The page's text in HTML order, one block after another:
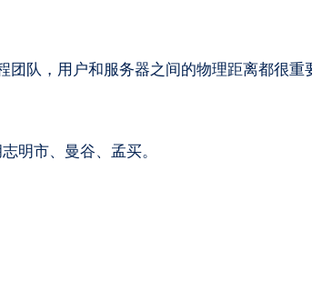
队，用户和服务器之间的物理距离都很重
明市、曼谷、孟买。